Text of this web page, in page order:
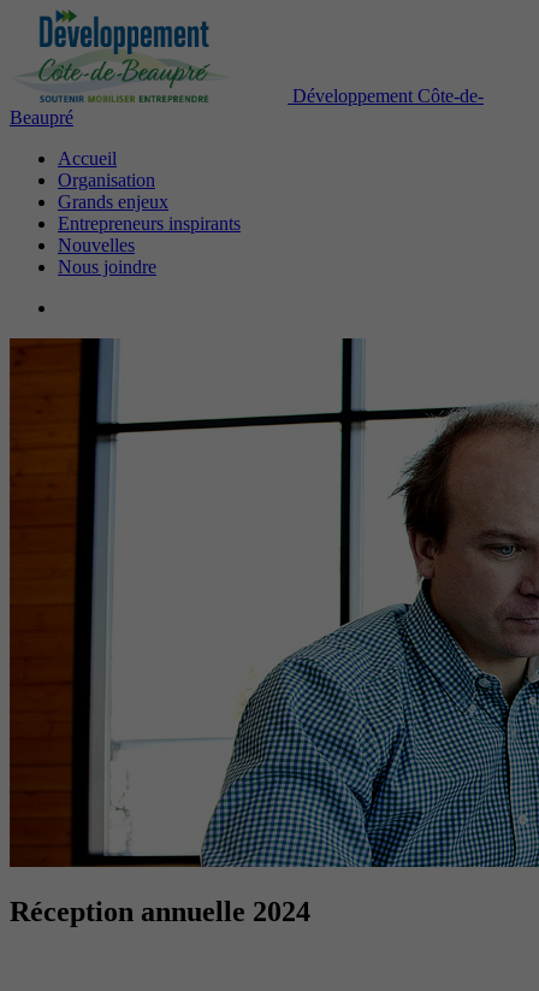
Développement Côte-de-
Beaupré
Accueil
Organisation
Grands enjeux
Entrepreneurs inspirants
Nouvelles
Nous joindre
Réception annuelle 2024